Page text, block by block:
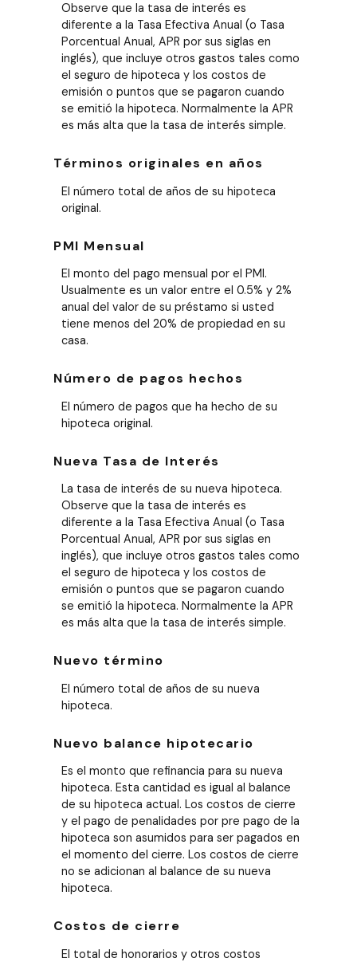
Observe que la tasa de interés es
diferente a la Tasa Efectiva Anual (o Tasa
Porcentual Anual, APR por sus siglas en
inglés), que incluye otros gastos tales como
el seguro de hipoteca y los costos de
emisión o puntos que se pagaron cuando
se emitió la hipoteca. Normalmente la APR
es más alta que la tasa de interés simple.
Términos originales en años
El número total de años de su hipoteca
original.
PMI Mensual
El monto del pago mensual por el PMI.
Usualmente es un valor entre el 0.5% y 2%
anual del valor de su préstamo si usted
tiene menos del 20% de propiedad en su
casa.
Número de pagos hechos
El número de pagos que ha hecho de su
hipoteca original.
Nueva Tasa de Interés
La tasa de interés de su nueva hipoteca.
Observe que la tasa de interés es
diferente a la Tasa Efectiva Anual (o Tasa
Porcentual Anual, APR por sus siglas en
inglés), que incluye otros gastos tales como
el seguro de hipoteca y los costos de
emisión o puntos que se pagaron cuando
se emitió la hipoteca. Normalmente la APR
es más alta que la tasa de interés simple.
Nuevo término
El número total de años de su nueva
hipoteca.
Nuevo balance hipotecario
Es el monto que refinancia para su nueva
hipoteca. Esta cantidad es igual al balance
de su hipoteca actual. Los costos de cierre
y el pago de penalidades por pre pago de la
hipoteca son asumidos para ser pagados en
el momento del cierre. Los costos de cierre
no se adicionan al balance de su nueva
hipoteca.
Costos de cierre
El total de honorarios y otros costos